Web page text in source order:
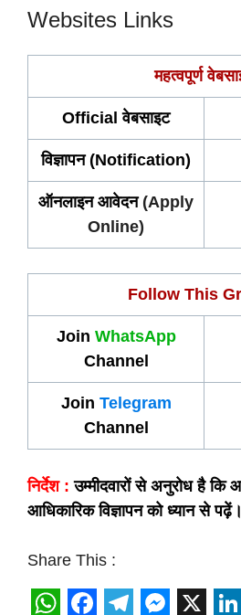
Websites Links
महत्वपूर्ण
Official वेबसाइट
विज्ञापन (Notification)
ऑनलाइन आवेदन(Apply
Online)
Follow This
Join WhatsApp
Channel
Join Telegram
Channel
निर्देश : उम्मीदवारों से अनुरोध है
आधिकारिक विज्ञापन को ध्यान से पढ़ें।
Share This :